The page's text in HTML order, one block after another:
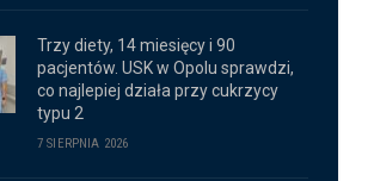
Trzy diety, 14 miesięcy i 90
pacjentów. USK w Opolu sprawdzi,
co najlepiej działa przy cukrzycy
typu 2
7 SIERPNIA 2026